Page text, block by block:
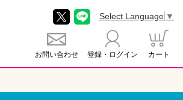
お問い合わせ 登録・ログイン カート
Select Language ▼